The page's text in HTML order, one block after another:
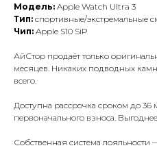
Модель: Apple Watch Ultra 3
Тип: спортивные/экстремальные
Чип: Apple S10 SiP
АйСтор продаёт только
месяцев. Никаких подводных
всего.
Доступна рассрочка сроком до 36
первоначального взноса.
Собственная система